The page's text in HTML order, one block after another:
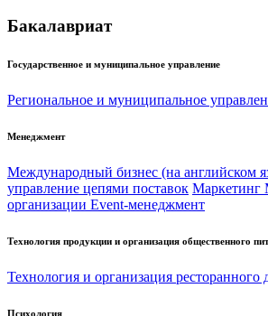
Бакалавриат
Государственное и муниципальное управление
Региональное и муниципальное
Менеджмент
Международный бизнес (на английском
управление цепями поставок Маркетинг
организации Event-менеджмент
Технология продукции и организация общественного
Технология и организация ресторанного
Психология